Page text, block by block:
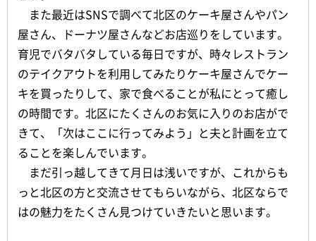
また最近はSNSで調べて北区のケーキ屋さんやパン
屋さん、ドーナツ屋さんなどお店巡りをしています。
育児でバタバタしている毎日ですが、時々レストラン
のテイクアウトを利用してみたりケーキ屋さんでケー
キを買ったりして、家で食べることが私にとって癒し
の時間です。北区にたくさんのお気に入りのお店がで
きて、「次はここに行ってみよう」と夫と計画を立て
ることを楽しんでいます。
まだ引っ越してきて月日は浅いですが、これからも
っと北区の方と交流させてもらいながら、北区ならで
はの魅力をたくさん見つけていきたいと思います。